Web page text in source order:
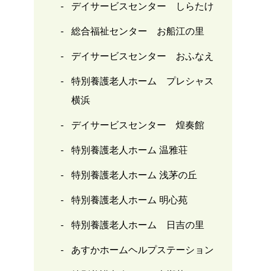
デイサービスセンター しらたけ
総合福祉センター お船江の里
デイサービスセンター おふなえ
特別養護老人ホーム プレシャス
横浜
デイサービスセンター 煌奏館
特別養護老人ホーム 温雅荘
特別養護老人ホーム 浅茅の丘
特別養護老人ホーム 明心苑
特別養護老人ホーム 日吉の里
あすかホームヘルプステーション